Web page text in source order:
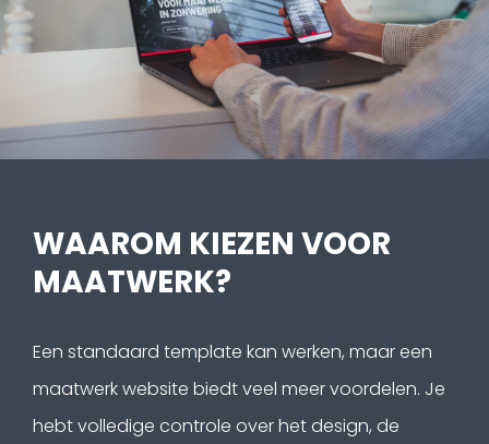
WAAROM KIEZEN VOOR
MAATWERK?
Een standaard template kan werken, maar een
maatwerk website biedt veel meer voordelen. Je
hebt volledige controle over het design, de